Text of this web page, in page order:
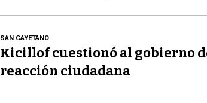
SAN CAYETANO
Kicillof cuestionó al gobierno
reacción ciudadana